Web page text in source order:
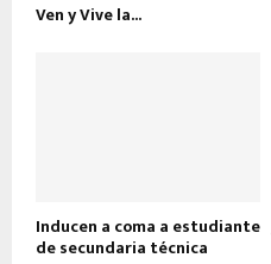
Ven y Vive la...
Inducen a coma a estudiante
de secundaria técnica